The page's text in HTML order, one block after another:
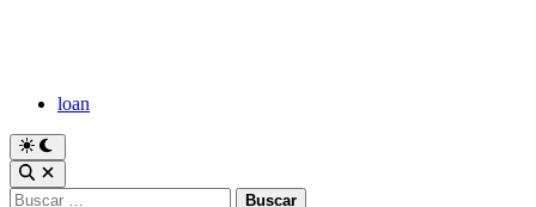
loan
Cambiar
a
modo
oscuro
Abrir
búsqueda
Buscar: